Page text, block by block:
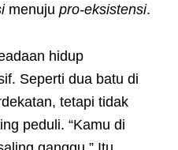
menuju pro-eksistensi.
hidup
Seperti dua batu di
tetapi tidak
peduli. “Kamu di